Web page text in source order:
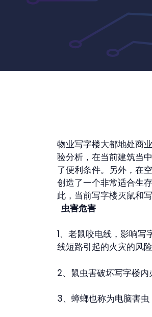
物业写字楼大都地处商
验分析，在当前建筑当
了便利条件。另外，在
创造了一个非常适合生
此，当前写字楼灭鼠和
虫害危害
1、老鼠咬电线，影响
线短路引起的火灾的风险
2、鼠虫害破坏写字楼
3、蟑螂也称为电脑害